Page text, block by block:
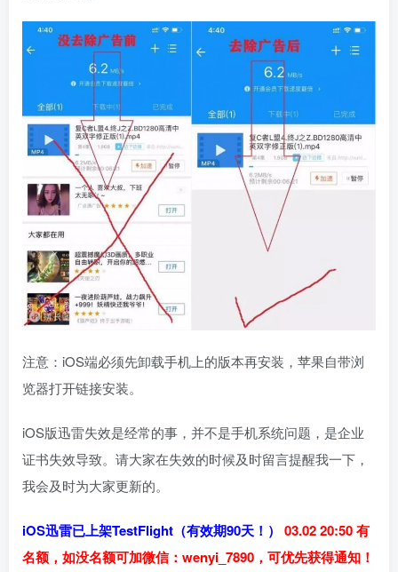
注意：iOS端必须先卸载手机上的版本再安装，苹果自带浏
览器打开链接安装。
iOS版迅雷失效是经常的事，并不是手机系统问题，是企业
证书失效导致。请大家在失效的时候及时留言提醒我一下，
我会及时为大家更新的。
iOS迅雷已上架TestFlight（有效期90天！） 03.02 20:50 有
名额，如没名额可加微信：wenyi_7890，可优先获得通知！